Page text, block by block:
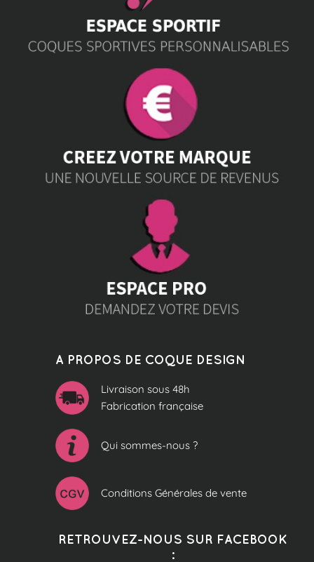
A PROPOS DE COQUE DESIGN
Livraison sous 48h
Fabrication française
Qui sommes-nous ?
Conditions Générales de vente
RETROUVEZ-NOUS SUR FACEBOOK
: